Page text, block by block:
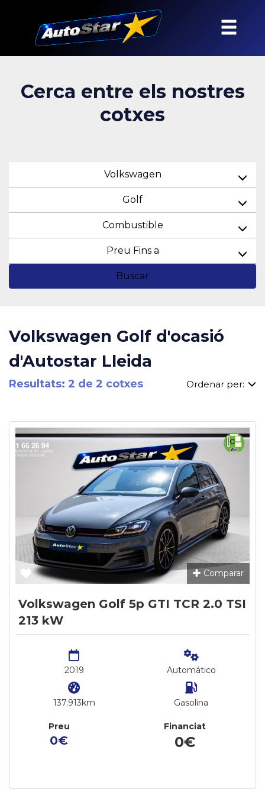
Cerca entre els nostres
cotxes
Volkswagen
Golf
Combustible
Preu Fins a
Buscar
Volkswagen Golf d'ocasió
d'Autostar Lleida
Resultats: 2 de 2 cotxes Ordenar per:
Comparar
Volkswagen Golf 5p GTI TCR 2.0 TSI
213 kW
2019
137.913km
Automático
Gasolina
Preu
0€
Financiat
0€